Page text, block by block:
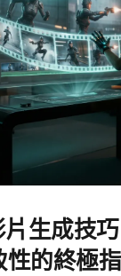
生成技
性的終極